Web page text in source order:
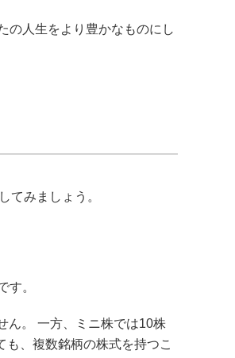
の人生をより豊かなものにし
てみましょう。
す。
ん。 一方、ミニ株では10株
、複数銘柄の株式を持つこ